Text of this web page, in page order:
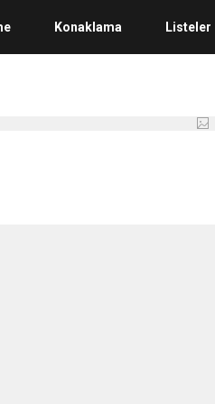
Konaklama Listeler